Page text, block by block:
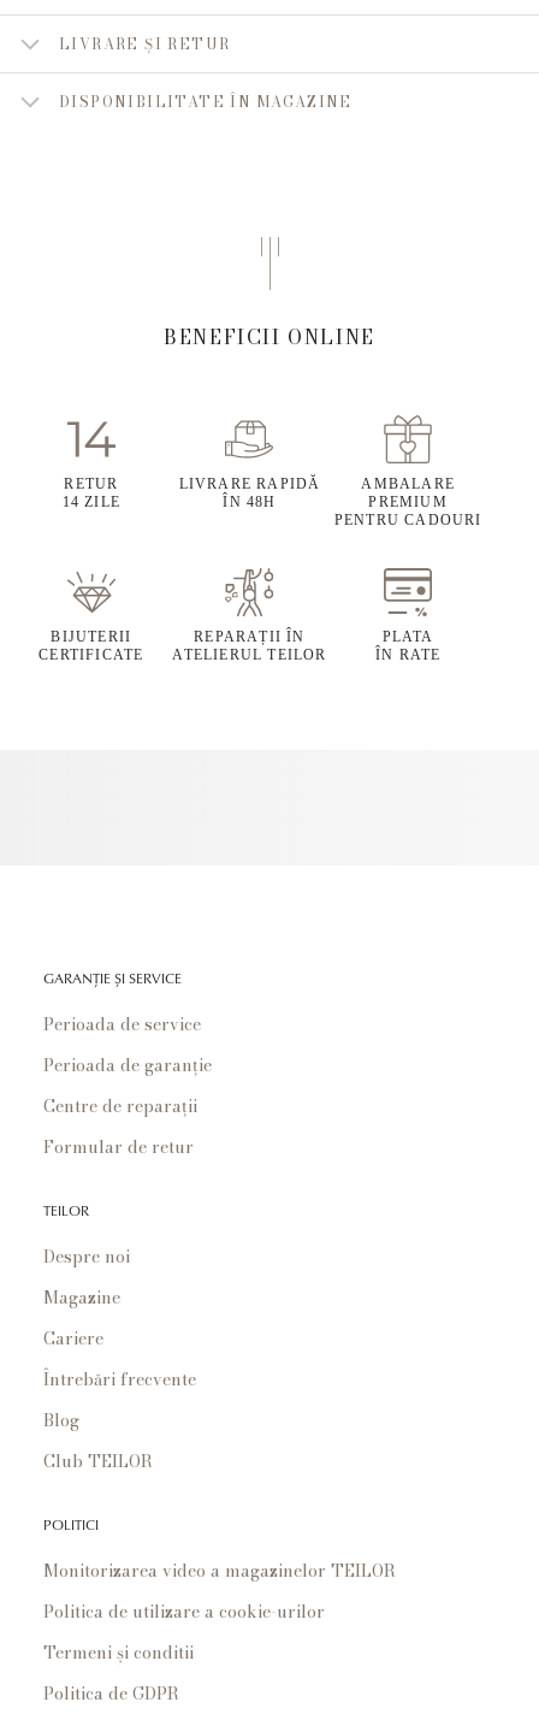
LIVRARE ȘI RETUR
DISPONIBILITATE ÎN MAGAZINE
BENEFICII ONLINE
RETUR
14 ZILE
LIVRARE RAPIDĂ
ÎN 48H
AMBALARE
PREMIUM
PENTRU CADOURI
BIJUTERII
CERTIFICATE
REPARAȚII ÎN
ATELIERUL TEILOR
PLATA
ÎN RATE
GARANȚIE ȘI SERVICE
Perioada de service
Perioada de garanție
Centre de reparații
Formular de retur
TEILOR
Despre noi
Magazine
Cariere
Întrebări frecvente
Blog
Club TEILOR
POLITICI
Monitorizarea video a magazinelor TEILOR
Politica de utilizare a cookie-urilor
Termeni și conditii
Politica de GDPR